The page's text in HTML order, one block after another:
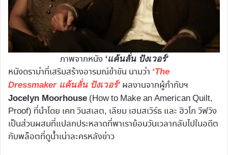
ภาพจากหนัง ‘แค้นลั่น ปังเวอร์’
หนังดราม่าที่เสริมสร้างอารมณ์ขำขัน นามว่า ‘The
Dressmaker แค้นลั่น ปังเวอร์’ ผลงานจากผู้กำกับฯ
Jocelyn Moorhouse (How to Make an American Quilt,
Proof) ที่นำโดย เคท วินสเลต, เลียม เฮมสเวิร์ธ และ ฮิวโก วีฟวิง
เป็นส่วนผสมที่แปลกประหลาดที่พาเราย้อนวันเวลากลับไปในอดีต
กับพล็อตที่ดูน้ำเน่าละครหลังข่าว